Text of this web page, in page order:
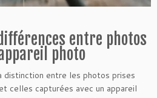
entre photos
photo
distinction entre les photos prises
celles capturées avec un appareil